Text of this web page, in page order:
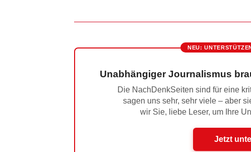
NEU:
Unabhängiger Journalismus
Die NachDenkSeiten sind für eine
sagen uns sehr, sehr viele – aber
wir Sie, liebe Leser, um Ihre
Jetzt